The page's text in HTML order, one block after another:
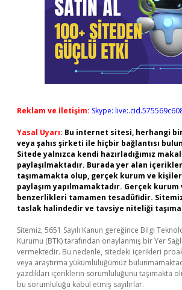
Reklam ve İletişim: Skype:
Yasal Uyarı: Bu internet sitesi, herhangi
veya şahıs şirketi ile hiçbir bağlantısı
Sitede yalnızca kendi hazırladığımız
paylaşılmaktadır. Burada yer alan
taşımamakta olup, gerçek kurum ve
paylaşım yapılmamaktadır. Gerçek
benzerlikleri tamamen tesadüfidir.
taslak halindedir ve tavsiye niteliği
Sitemiz, 5651 Sayılı Kanun gereğince Bilgi
Kurumu (BTK) tarafından onaylanmış bir Yer
vermektedir. Bu nedenle, sitedeki içerikleri
veya araştırma yükümlülüğümüz
yazdıkları içeriklerin sorumluluğunu taşımakta
bu sorumluluğu kabul etmiş sayılırlar.